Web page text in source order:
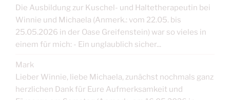
Die Ausbildung zur Kuschel- und Haltetherapeutin bei
Winnie und Michaela (Anmerk.: vom 22.05. bis
25.05.2026 in der Oase Greifenstein) war so vieles in
einem für mich: - Ein unglaublich sicher...
Mark
Lieber Winnie, liebe Michaela, zunächst nochmals ganz
herzlichen Dank für Eure Aufmerksamkeit und